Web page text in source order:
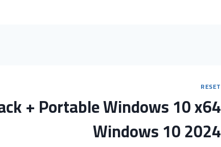
RESET
+ Portable Windows 10 x64
Windows 10 2024